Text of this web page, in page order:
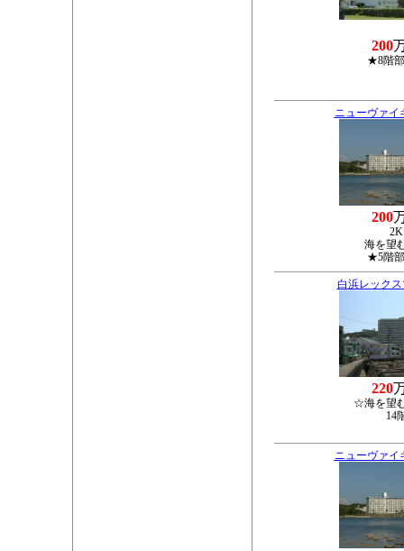
200
★8階
ニューヴァイ
200
2K
海を望
★5階
白浜レック
220
☆海を望
14
ニューヴァイ